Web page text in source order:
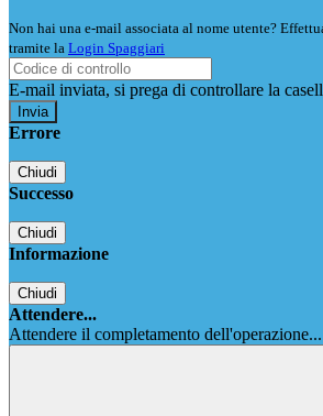
Non hai una e-mail associata al nome utente?
tramite la Login Spaggiari
E-mail inviata, si prega di controllare la
Errore
Chiudi
Successo
Chiudi
Informazione
Chiudi
Attendere...
Attendere il completamento dell'operazione...